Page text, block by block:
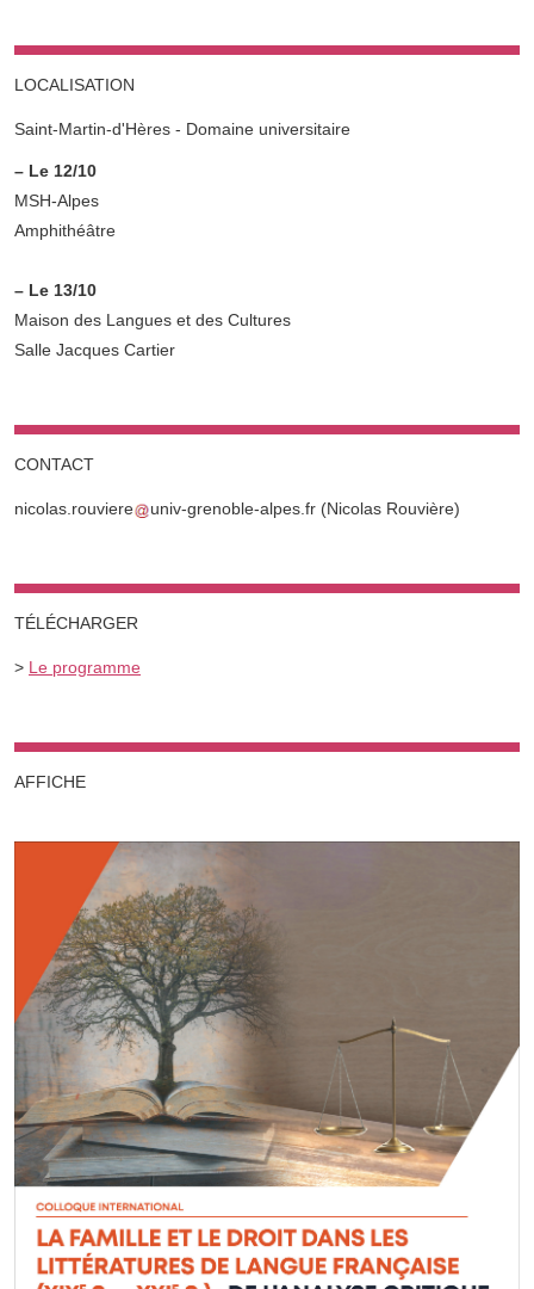
LOCALISATION
Saint-Martin-d'Hères - Domaine universitaire
Complément lieu
– Le 12/10
MSH-Alpes
Amphithéâtre
– Le 13/10
Maison des Langues et des Cultures
Salle Jacques Cartier
CONTACT
nicolas.rouviere univ-grenoble-alpes.fr (Nicolas Rouvière)
TÉLÉCHARGER
> Le programme
AFFICHE